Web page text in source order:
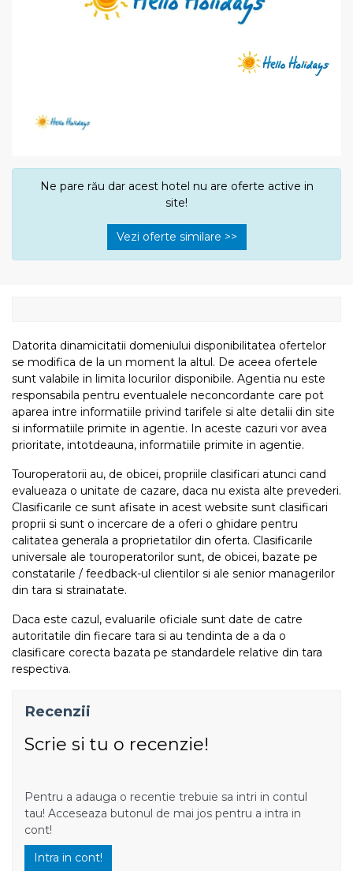
Ne pare rău dar acest hotel nu are oferte active in
site!
Vezi oferte similare >>
Datorita dinamicitatii domeniului disponibilitatea ofertelor
se modifica de la un moment la altul. De aceea ofertele
sunt valabile in limita locurilor disponibile. Agentia nu este
responsabila pentru eventualele neconcordante care pot
aparea intre informatiile privind tarifele si alte detalii din site
si informatiile primite in agentie. In aceste cazuri vor avea
prioritate, intotdeauna, informatiile primite in agentie.
Touroperatorii au, de obicei, propriile clasificari atunci cand
evalueaza o unitate de cazare, daca nu exista alte prevederi.
Clasificarile ce sunt afisate in acest website sunt clasificari
proprii si sunt o incercare de a oferi o ghidare pentru
calitatea generala a proprietatilor din oferta. Clasificarile
universale ale touroperatorilor sunt, de obicei, bazate pe
constatarile / feedback-ul clientilor si ale senior managerilor
din tara si strainatate.
Daca este cazul, evaluarile oficiale sunt date de catre
autoritatile din fiecare tara si au tendinta de a da o
clasificare corecta bazata pe standardele relative din tara
respectiva.
Recenzii
Scrie si tu o recenzie!
Pentru a adauga o recentie trebuie sa intri in contul
tau! Acceseaza butonul de mai jos pentru a intra in
cont!
Intra in cont!